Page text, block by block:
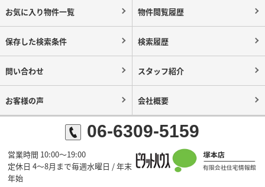
お気に入り物件一覧 物件閲覧履歴
保存した検索条件 検索履歴
問い合わせ スタッフ紹介
お客様の声 会社概要
06-6309-5159
営業時間 10:00～19:00
定休日 4～8月まで毎週水曜日 / 年末
年始